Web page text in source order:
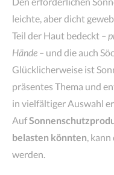
leichte, aber dicht
Teil der Haut bedeckt –
Hände – und die auch
Glücklicherweise ist
präsentes Thema und
in vielfältiger Auswahl
Auf
belasten könnten,
werden.